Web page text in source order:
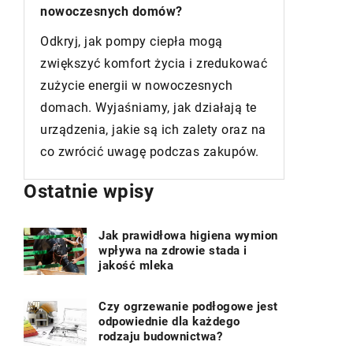
Zastanawiasz się nad wyborem
rozwiązania są dostępne na rynku, na
co zwrócić uwagę przy wyborze i jak
dostosować ogrodzenie do stylu
domu oraz otoczenia.
Ostatnie wpisy
Jak prawidłowa higiena wymion
wpływa na zdrowie stada i
jakość mleka
Czy ogrzewanie podłogowe jest
odpowiednie dla każdego
rodzaju budownictwa?